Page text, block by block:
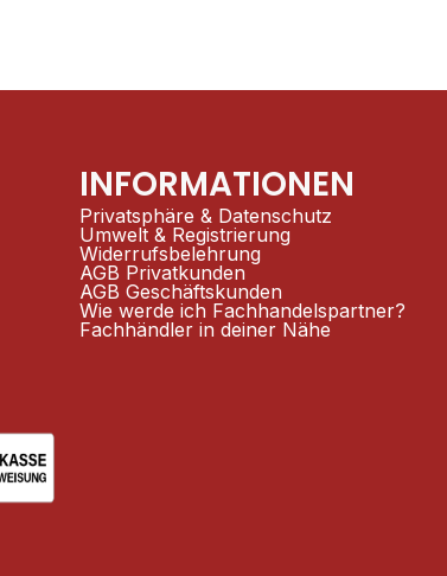
INFORMATIONEN
Privatsphäre & Datenschutz
Umwelt & Registrierung
Widerrufsbelehrung
AGB Privatkunden
AGB Geschäftskunden
Wie werde ich Fachhandelspartner?
Fachhändler in deiner Nähe